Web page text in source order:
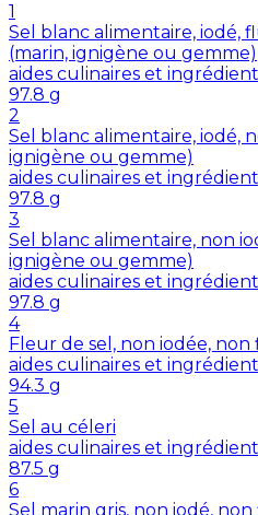
1
Sel blanc alimentaire, iodé,
(marin, ignigène ou gemme)
aides culinaires et
97.8 g
2
Sel blanc alimentaire, iodé,
ignigène ou gemme)
aides culinaires et
97.8 g
3
Sel blanc alimentaire, non
ignigène ou gemme)
aides culinaires et
97.8 g
4
Fleur de sel, non iodée, non
aides culinaires et
94.3 g
5
Sel au céleri
aides culinaires et
87.5 g
6
Sel marin gris, non iodé,